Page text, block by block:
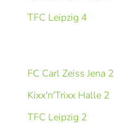
TFC Leipzig 4
FC Carl Zeiss Jena 2
Kixx'n'Trixx Halle 2
TFC Leipzig 2